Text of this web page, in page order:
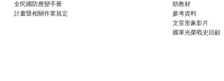
全民國防應變手冊
計畫暨相關作業規定
助教材
參考資料
文宣形象影片
國軍光榮戰史回顧